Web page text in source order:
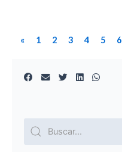
« 1 2 3 4 5 6